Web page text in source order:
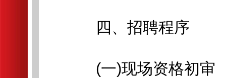
四、招聘程序
(一)现场资格初审